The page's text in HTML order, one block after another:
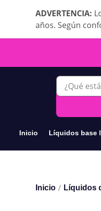
ADVERTENCIA:
años. Según
Inicio Líquidos base
Inicio / Líquidos